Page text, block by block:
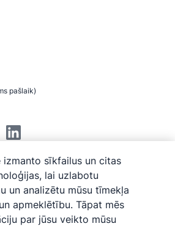
pašlaik)
noteikumi
izmanto sīkfailus un citas
lai uzlabotu
un analizētu mūsu tīmekļa
apmeklētību. Tāpat mēs
par jūsu veikto mūsu